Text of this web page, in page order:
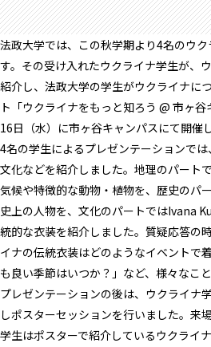
法政大学では、この秋学期より4名のウ
す。その受け入れたウクライナ学生が、
紹介し、法政大学の学生がウクライナに
ト「ウクライナをもっと知ろう @ 市ヶ
16日（水）に市ヶ谷キャンパスにて開催
4名の学生によるプレゼンテーションで
文化などを紹介しました。地理のパート
気候や特徴的な動物・植物を、歴史のパ
史上の人物を、文化のパートではIvana
統的な衣装を紹介しました。質疑応答の
イナの伝統衣装はどのようなイベントで
も良い季節はいつか？」など、様々なこ
プレゼンテーションの後は、ウクライナ
しポスターセッションを行いました。来
学生はポスターで紹介しているウクライ